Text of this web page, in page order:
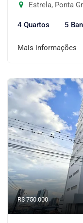
Estrela, Ponta
4 Quartos 5
Mais informações
R$ 750.000